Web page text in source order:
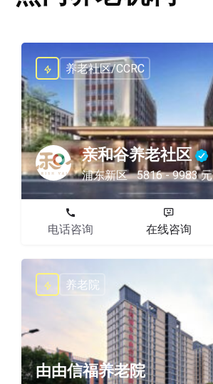
亲和谷养老社区
浦东新区 5816 - 9983 元
养老社区/CCRC
电话咨询 在线咨询
由由信福养老院
养老院